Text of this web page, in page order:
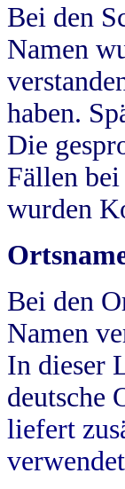
Bei den
Namen
haben.
Die
Fällen
wurden
Bei den
Namen
In dieser
deutsche
liefert